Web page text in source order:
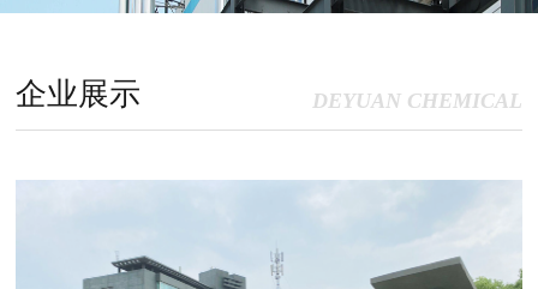
企业展示 DEYUAN CHEMICAL